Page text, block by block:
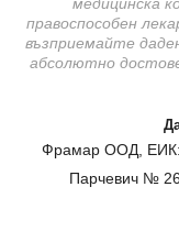
правоспособен
възприемайте
абсолютно
Фрамар ООД, ЕИК:
Парчевич №